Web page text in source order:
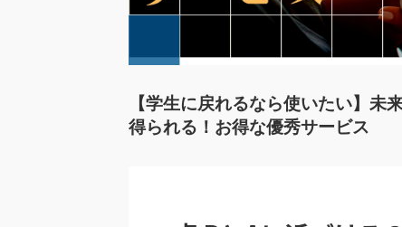
【学生に戻れるなら使いたい】未
得られる！お得な優秀サービス